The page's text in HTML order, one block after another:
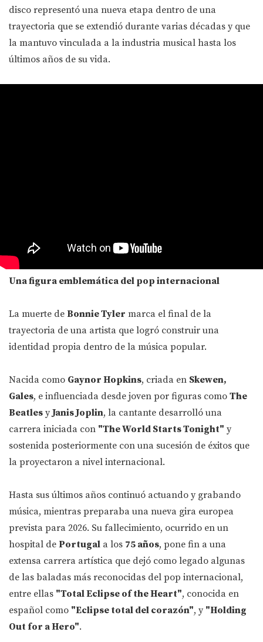
disco representó una nueva etapa dentro de una
trayectoria que se extendió durante varias décadas y que
la mantuvo vinculada a la industria musical hasta los
últimos años de su vida.
Una figura emblemática del pop internacional
La muerte de Bonnie Tyler marca el final de la
trayectoria de una artista que logró construir una
identidad propia dentro de la música popular.
Nacida como Gaynor Hopkins, criada en Skewen,
Gales, e influenciada desde joven por figuras como The
Beatles yJanis Joplin, la cantante desarrolló una
carrera iniciada con "The World Starts Tonight" y
sostenida posteriormente con una sucesión de éxitos que
la proyectaron a nivel internacional.
Hasta sus últimos años continuó actuando y grabando
música, mientras preparaba una nueva gira europea
prevista para 2026. Su fallecimiento, ocurrido en un
hospital de Portugal a los 75 años, pone fin a una
extensa carrera artística que dejó como legado algunas
de las baladas más reconocidas del pop internacional,
entre ellas "Total Eclipse of the Heart", conocida en
español como "Eclipse total del corazón", y "Holding
Out for a Hero".